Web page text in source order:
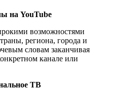
на YouTube
возможностями
региона, города и
словам заканчивая
канале или
ТВ